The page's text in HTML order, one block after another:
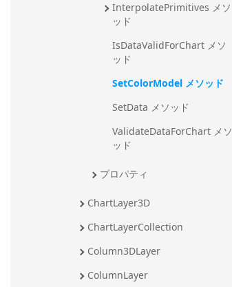
InterpolatePrimitives メソ
ッド
IsDataValidForChart メソ
ッド
SetColorModel メソッド
SetData メソッド
ValidateDataForChart メソ
ッド
プロパティ
ChartLayer3D
ChartLayerCollection
Column3DLayer
ColumnLayer